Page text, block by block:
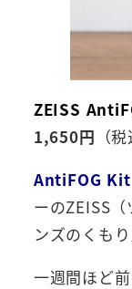
ZEISS
1,650円 （税
AntiFOG Kit
ーのZEISS
ンズのくもり
一週間ほど